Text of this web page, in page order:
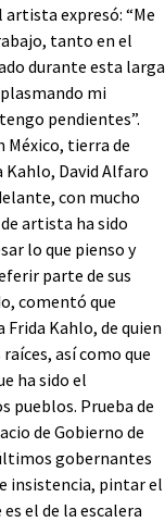
expresó: “Me
tanto en el
durante esta larga
mi
pendientes”.
México, tierra de
Kahlo, David Alfaro
con mucho
artista ha sido
lo que pienso y
parte de sus
comentó que
Kahlo, de quien
así como que
ha sido el
pueblos. Prueba de
de Gobierno de
gobernantes
insistencia, pintar el
el de la escalera